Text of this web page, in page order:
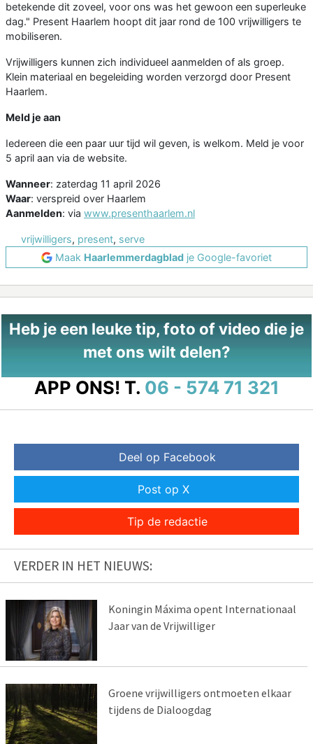
betekende dit zoveel, voor ons was het gewoon een superleuke
dag." Present Haarlem hoopt dit jaar rond de 100 vrijwilligers te
mobiliseren.
Vrijwilligers kunnen zich individueel aanmelden of als groep.
Klein materiaal en begeleiding worden verzorgd door Present
Haarlem.
Meld je aan
Iedereen die een paar uur tijd wil geven, is welkom. Meld je voor
5 april aan via de website.
Wanneer: zaterdag 11 april 2026
Waar: verspreid over Haarlem
Aanmelden: via www.presenthaarlem.nl
vrijwilligers, present, serve
Maak Haarlemmerdagblad je Google-favoriet
Heb je een leuke tip, foto of video die je
met ons wilt delen?
APP ONS! T. 06 - 574 71 321
Deel op Facebook
Post op X
Tip de redactie
VERDER IN HET NIEUWS:
Koningin Máxima opent Internationaal
Jaar van de Vrijwilliger
Groene vrijwilligers ontmoeten elkaar
tijdens de Dialoogdag